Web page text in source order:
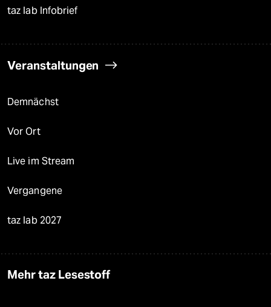
taz lab Infobrief
Veranstaltungen
Demnächst
Vor Ort
Live im Stream
Vergangene
taz lab 2027
Mehr taz Lesestoff